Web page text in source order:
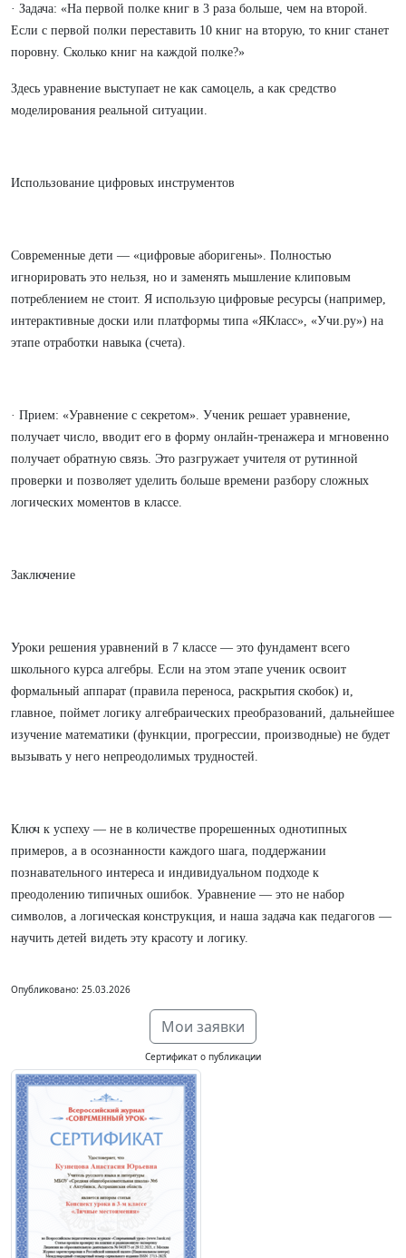
· Задача: «На первой полке книг в 3 раза больше, чем на второй.
Если с первой полки переставить 10 книг на вторую, то книг станет
поровну. Сколько книг на каждой полке?»
Здесь уравнение выступает не как самоцель, а как средство
моделирования реальной ситуации.
Использование цифровых инструментов
Современные дети — «цифровые аборигены». Полностью
игнорировать это нельзя, но и заменять мышление клиповым
потреблением не стоит. Я использую цифровые ресурсы (например,
интерактивные доски или платформы типа «ЯКласс», «Учи.ру») на
этапе отработки навыка (счета).
· Прием: «Уравнение с секретом». Ученик решает уравнение,
получает число, вводит его в форму онлайн-тренажера и мгновенно
получает обратную связь. Это разгружает учителя от рутинной
проверки и позволяет уделить больше времени разбору сложных
логических моментов в классе.
Заключение
Уроки решения уравнений в 7 классе — это фундамент всего
школьного курса алгебры. Если на этом этапе ученик освоит
формальный аппарат (правила переноса, раскрытия скобок) и,
главное, поймет логику алгебраических преобразований, дальнейшее
изучение математики (функции, прогрессии, производные) не будет
вызывать у него непреодолимых трудностей.
Ключ к успеху — не в количестве прорешенных однотипных
примеров, а в осознанности каждого шага, поддержании
познавательного интереса и индивидуальном подходе к
преодолению типичных ошибок. Уравнение — это не набор
символов, а логическая конструкция, и наша задача как педагогов —
научить детей видеть эту красоту и логику.
Опубликовано: 25.03.2026
Мои заявки
Сертификат о публикации